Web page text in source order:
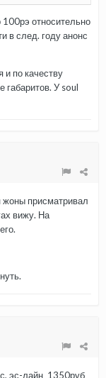
относительно
в след. году анонс
и по качеству
габаритов. У soul
присматривал
вижу. На
эс-лайн 1350руб